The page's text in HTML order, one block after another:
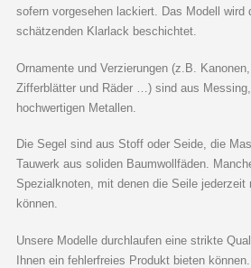
sofern vorgesehen lackiert. Das Modell wird
schätzenden Klarlack beschichtet.
Ornamente und Verzierungen (z.B.
Zifferblätter und Räder …) sind aus
hochwertigen Metallen.
Die Segel sind aus Stoff oder Seide, die
Tauwerk aus soliden Baumwollfäden.
Spezialknoten, mit denen die Seile jederzeit
können.
Unsere Modelle durchlaufen eine strikte
Ihnen ein fehlerfreies Produkt bieten